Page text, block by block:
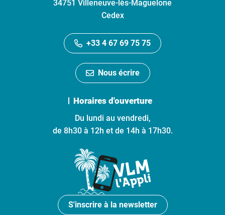
34751 Villeneuve-lès-Maguelone
Cedex
+33 4 67 69 75 75
Nous écrire
Horaires d'ouverture
Du lundi au vendredi,
de 8h30 à 12h et de 14h à 17h30.
S'inscrire à la newsletter